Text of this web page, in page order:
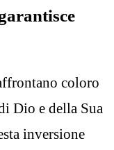
coloro
Dio e della Sua
inversione